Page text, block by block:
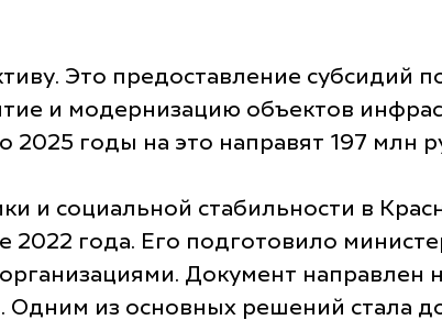
Это предоставление субсидий
и модернизацию объектов
2025 годы на это направят 197 млн
и социальной стабильности в
года. Его подготовило
Документ направлен
из основных решений стала